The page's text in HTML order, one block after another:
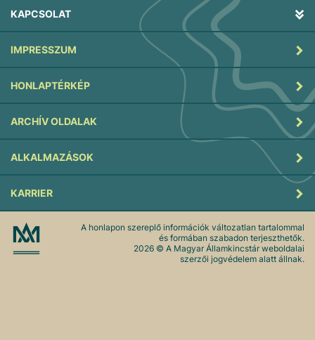
KAPCSOLAT
IMPRESSZUM
HONLAPTÉRKÉP
ARCHÍV OLDALAK
ALKALMAZÁSOK
KARRIER
A honlapon szereplő információk változatlan tartalommal
és formában szabadon terjeszthetők.
2026 © A Magyar Államkincstár weboldalai
szerzői jogvédelem alatt állnak.